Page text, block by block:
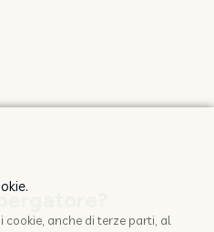
anche di terze parti, al